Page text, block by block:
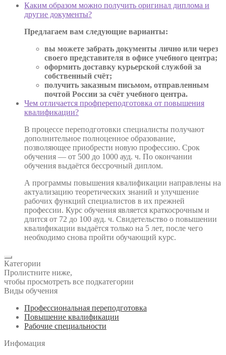
Каким образом можно получить оригинал диплома и
другие документы?
Предлагаем вам следующие варианты:
вы можете забрать документы лично или через
своего представителя в офисе учебного центра;
оформить доставку курьерской службой за
собственный счёт;
получить заказным письмом, отправленным
почтой России за счёт учебного центра.
Чем отличается профпереподготовка от повышения
квалификации?
В процессе переподготовки специалисты получают
дополнительное полноценное образование,
позволяющее приобрести новую профессию. Срок
обучения — от 500 до 1000 ауд. ч. По окончании
обучения выдаётся бессрочный диплом.
А программы повышения квалификации направлены на
актуализацию теоретических знаний и улучшение
рабочих функций специалистов в их прежней
профессии. Курс обучения является краткосрочным и
длится от 72 до 100 ауд. ч. Свидетельство о повышении
квалификации выдаётся только на 5 лет, после чего
необходимо снова пройти обучающий курс.
Категории
Пролистните ниже,
чтобы просмотреть все подкатегории
Виды обучения
Профессиональная переподготовка
Повышение квалификации
Рабочие специальности
Инфомация